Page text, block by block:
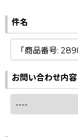
件名
お問い合わせ内容